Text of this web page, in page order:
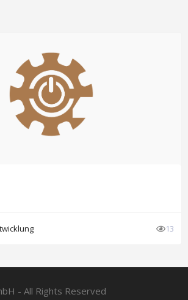
13
- All Rights Reserved